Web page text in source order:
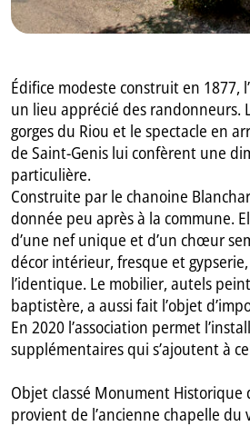
Édifice modeste construit en 1877,
un lieu apprécié des randonneurs.
gorges du Riou et le spectacle en
de Saint-Genis lui confèrent une
particulière.
Construite par le chanoine
donnée peu après à la commune.
d’une nef unique et d’un chœur
décor intérieur, fresque et
l’identique. Le mobilier, autels
baptistère, a aussi fait l’objet
En 2020 l’association permet
supplémentaires qui s’ajoutent à
Objet classé Monument Historique
provient de l’ancienne chapelle du